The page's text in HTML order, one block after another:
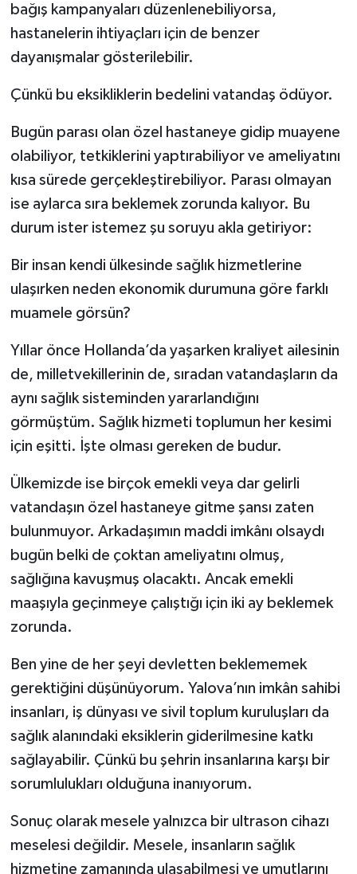
bağış kampanyaları düzenlenebiliyorsa,
hastanelerin ihtiyaçları için de benzer
dayanışmalar gösterilebilir.
Çünkü bu eksikliklerin bedelini vatandaş ödüyor.
Bugün parası olan özel hastaneye gidip muayene
olabiliyor, tetkiklerini yaptırabiliyor ve ameliyatını
kısa sürede gerçekleştirebiliyor. Parası olmayan
ise aylarca sıra beklemek zorunda kalıyor. Bu
durum ister istemez şu soruyu akla getiriyor:
Bir insan kendi ülkesinde sağlık hizmetlerine
ulaşırken neden ekonomik durumuna göre farklı
muamele görsün?
Yıllar önce Hollanda’da yaşarken kraliyet ailesinin
de, milletvekillerinin de, sıradan vatandaşların da
aynı sağlık sisteminden yararlandığını
görmüştüm. Sağlık hizmeti toplumun her kesimi
için eşitti. İşte olması gereken de budur.
Ülkemizde ise birçok emekli veya dar gelirli
vatandaşın özel hastaneye gitme şansı zaten
bulunmuyor. Arkadaşımın maddi imkânı olsaydı
bugün belki de çoktan ameliyatını olmuş,
sağlığına kavuşmuş olacaktı. Ancak emekli
maaşıyla geçinmeye çalıştığı için iki ay beklemek
zorunda.
Ben yine de her şeyi devletten beklememek
gerektiğini düşünüyorum. Yalova’nın imkân sahibi
insanları, iş dünyası ve sivil toplum kuruluşları da
sağlık alanındaki eksiklerin giderilmesine katkı
sağlayabilir. Çünkü bu şehrin insanlarına karşı bir
sorumlulukları olduğuna inanıyorum.
Sonuç olarak mesele yalnızca bir ultrason cihazı
meselesi değildir. Mesele, insanların sağlık
hizmetine zamanında ulaşabilmesi ve umutlarını